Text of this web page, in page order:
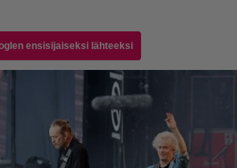
ensisijaiseksi lähteeksi